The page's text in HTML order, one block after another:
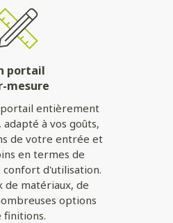
portail
mesure
entièrement
à vos goûts,
de votre entrée et
en termes de
confort d'utilisation.
de matériaux, de
options
finitions.